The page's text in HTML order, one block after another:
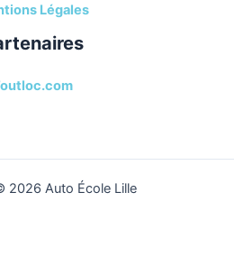
Légales
2026 Auto École Lille